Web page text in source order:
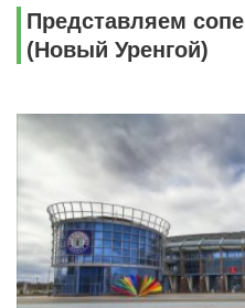
Представляем
(Новый Уренгой)